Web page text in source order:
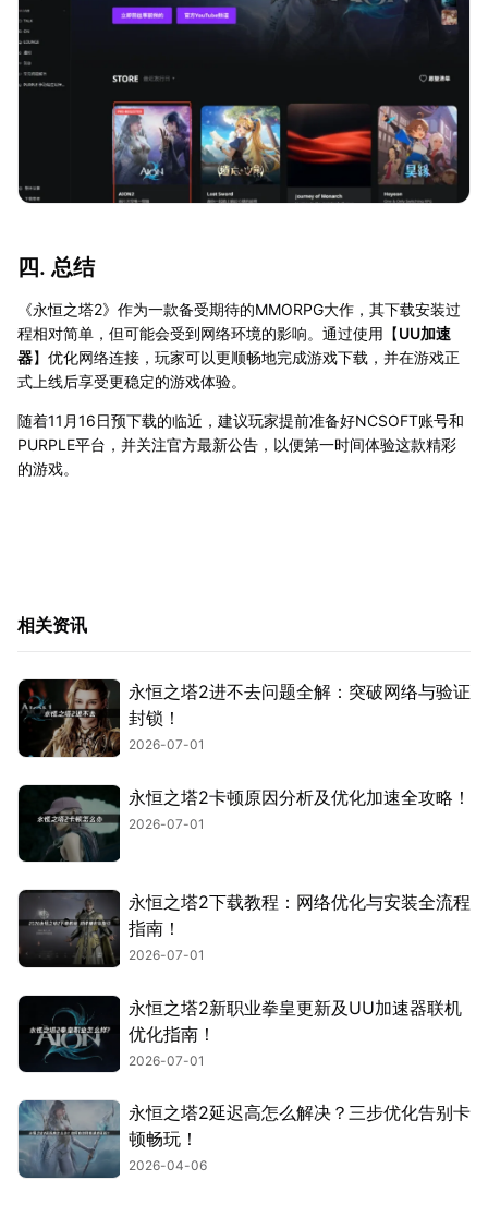
四. 总结
《永恒之塔2》作为一款备受期待的MMORPG大作，其下载安装过
程相对简单，但可能会受到网络环境的影响。通过使用【UU加速
器】优化网络连接，玩家可以更顺畅地完成游戏下载，并在游戏正
式上线后享受更稳定的游戏体验。
随着11月16日预下载的临近，建议玩家提前准备好NCSOFT账号和
PURPLE平台，并关注官方最新公告，以便第一时间体验这款精彩
的游戏。
相关资讯
永恒之塔2进不去问题全解：突破网络与验证
封锁！
2026-07-01
永恒之塔2卡顿原因分析及优化加速全攻略！
2026-07-01
永恒之塔2下载教程：网络优化与安装全流程
指南！
2026-07-01
永恒之塔2新职业拳皇更新及UU加速器联机
优化指南！
2026-07-01
永恒之塔2延迟高怎么解决？三步优化告别卡
顿畅玩！
2026-04-06